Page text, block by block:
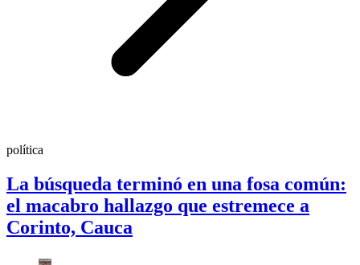
política
La búsqueda terminó en una fosa común:
el macabro hallazgo que estremece a
Corinto, Cauca